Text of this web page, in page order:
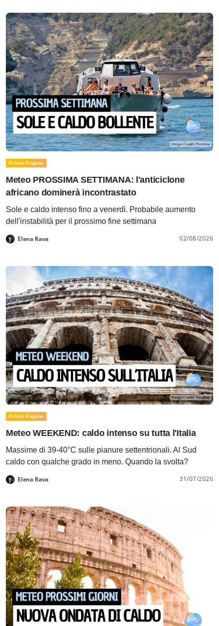
Prima Pagina
Meteo PROSSIMA SETTIMANA: l'anticiclone
africano dominerà incontrastato
Sole e caldo intenso fino a venerdì. Probabile aumento
dell'instabilità per il prossimo fine settimana
Elena Rava 02/08/2026
Prima Pagina
Meteo WEEKEND: caldo intenso su tutta l'Italia
Massime di 39-40°C sulle pianure settentrionali. Al Sud
caldo con qualche grado in meno. Quando la svolta?
Elena Rava 31/07/2026